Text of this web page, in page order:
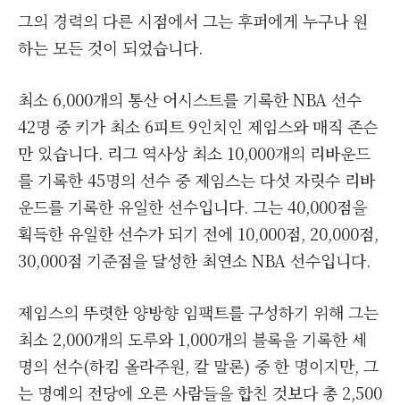
그의 경력의 다른 시점에서 그는 후퍼에게 누구나 원
하는 모든 것이 되었습니다.
최소 6,000개의 통산 어시스트를 기록한 NBA 선수
42명 중 키가 최소 6피트 9인치인 제임스와 매직 존슨
만 있습니다. 리그 역사상 최소 10,000개의 리바운드
를 기록한 45명의 선수 중 제임스는 다섯 자릿수 리바
운드를 기록한 유일한 선수입니다. 그는 40,000점을
획득한 유일한 선수가 되기 전에 10,000점, 20,000점,
30,000점 기준점을 달성한 최연소 NBA 선수입니다.
제임스의 뚜렷한 양방향 임팩트를 구성하기 위해 그는
최소 2,000개의 도루와 1,000개의 블록을 기록한 세
명의 선수(하킴 올라주원, 칼 말론) 중 한 명이지만, 그
는 명예의 전당에 오른 사람들을 합친 것보다 총 2,500